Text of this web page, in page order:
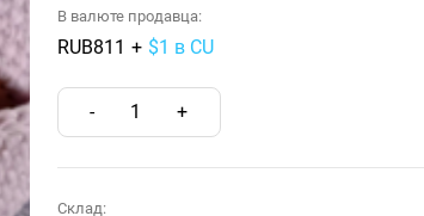
В валюте продавца:
RUB811 + $1 в CU
- 1 +
Склад: